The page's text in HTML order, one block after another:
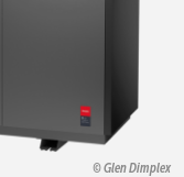
Glen Dimplex